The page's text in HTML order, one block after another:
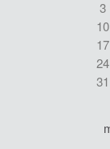
3
10
17
24
31